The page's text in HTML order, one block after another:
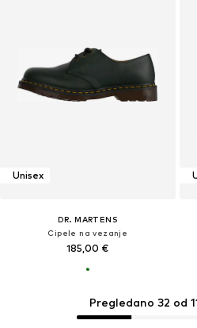
Unisex
DR. MARTENS
Cipele na vezanje
185,00 €
Pregledano 32 od